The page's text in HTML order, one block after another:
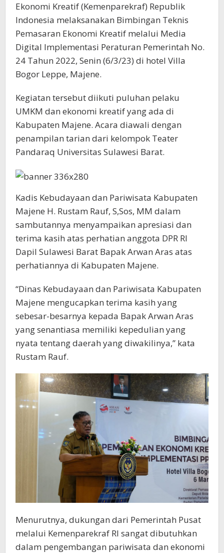
Ekonomi Kreatif (Kemenparekraf) Republik
Indonesia melaksanakan Bimbingan Teknis
Pemasaran Ekonomi Kreatif melalui Media
Digital Implementasi Peraturan Pemerintah No.
24 Tahun 2022, Senin (6/3/23) di hotel Villa
Bogor Leppe, Majene.
Kegiatan tersebut diikuti puluhan pelaku
UMKM dan ekonomi kreatif yang ada di
Kabupaten Majene. Acara diawali dengan
penampilan tarian dari kelompok Teater
Pandaraq Universitas Sulawesi Barat.
Kadis Kebudayaan dan Pariwisata Kabupaten
Majene H. Rustam Rauf, S,Sos, MM dalam
sambutannya menyampaikan apresiasi dan
terima kasih atas perhatian anggota DPR RI
Dapil Sulawesi Barat Bapak Arwan Aras atas
perhatiannya di Kabupaten Majene.
“Dinas Kebudayaan dan Pariwisata Kabupaten
Majene mengucapkan terima kasih yang
sebesar-besarnya kepada Bapak Arwan Aras
yang senantiasa memiliki kepedulian yang
nyata tentang daerah yang diwakilinya,” kata
Rustam Rauf.
Menurutnya, dukungan dari Pemerintah Pusat
melalui Kemenparekraf RI sangat dibutuhkan
dalam pengembangan pariwisata dan ekonomi